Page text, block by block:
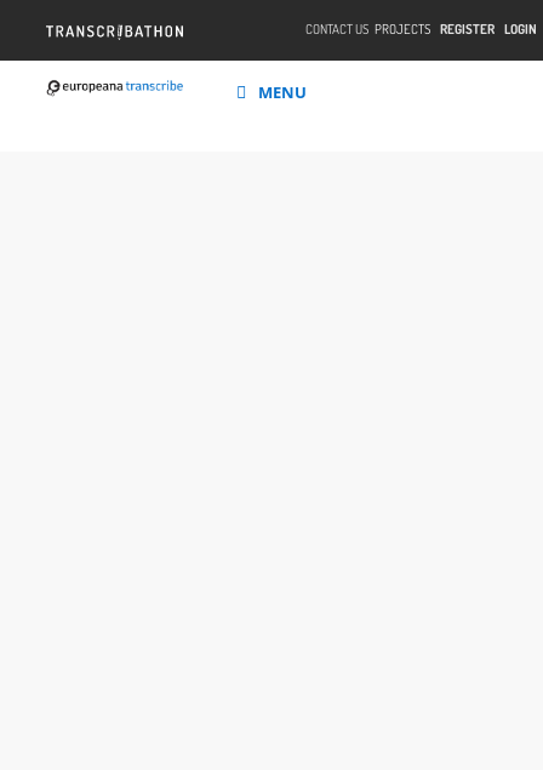
CONTACT US PROJECTS REGISTER LOGIN
MENU